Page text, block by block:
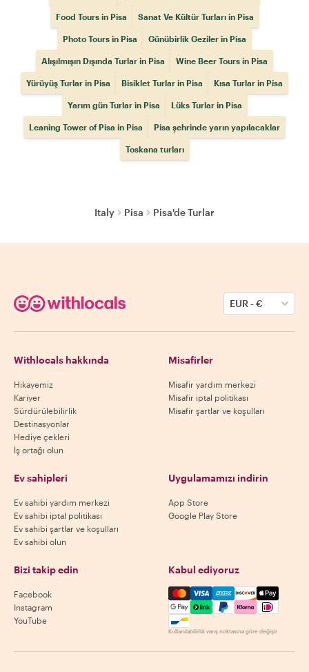
Food Tours in Pisa Sanat Ve Kültür Turları in Pisa
Photo Tours in Pisa Günübirlik Geziler in Pisa
Alışılmışın Dışında Turlar in Pisa Wine Beer Tours in Pisa
Yürüyüş Turlar in Pisa Bisiklet Turlar in Pisa Kısa Turlar in Pisa
Yarım gün Turlar in Pisa Lüks Turlar in Pisa
Leaning Tower of Pisa in Pisa Pisa şehrinde yarın yapılacaklar
Toskana turları
Italy Pisa Pisa'de Turlar
EUR-€
Withlocals hakkında
Hikayemiz
Kariyer
Sürdürülebilirlik
Destinasyonlar
Hediye çekleri
İş ortağı olun
Misafirler
Misafir yardım merkezi
Misafir iptal politikası
Misafir şartlar ve koşulları
Ev sahipleri
Ev sahibi yardım merkezi
Ev sahibi iptal politikası
Ev sahibi şartlar ve koşulları
Ev sahibi olun
Uygulamamızı indirin
App Store
Google Play Store
Bizi takip edin
Facebook
Instagram
YouTube
Kabul ediyoruz
Mastercard, Visa, Amex,
Kullanılabilirlik varış noktasına göre değişir